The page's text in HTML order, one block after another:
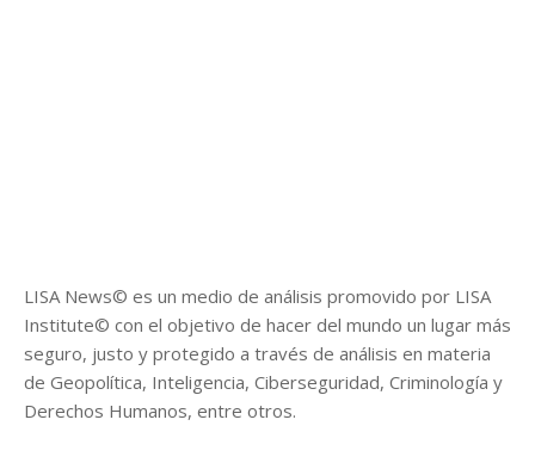
LISA News© es un medio de análisis promovido por LISA
Institute© con el objetivo de hacer del mundo un lugar más
seguro, justo y protegido a través de análisis en materia
de Geopolítica, Inteligencia, Ciberseguridad, Criminología y
Derechos Humanos, entre otros.